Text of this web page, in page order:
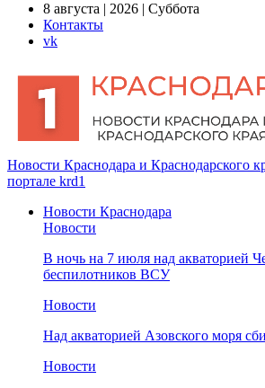
8 августа | 2026 | Суббота
Контакты
vk
Новости Краснодара и Краснодарского
портале krd1
Новости Краснодара
Новости
В ночь на 7 июля над акваторией
беспилотников ВСУ
Новости
Над акваторией Азовского моря
Новости